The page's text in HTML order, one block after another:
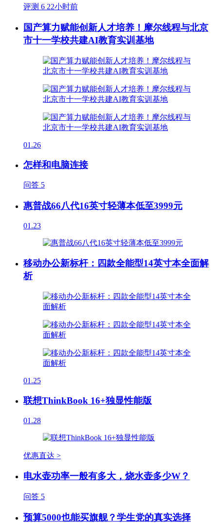
评测 6 22小时前
国产算力赋能创新人才培养！摩尔线程与北京
市十一学校共建AI教育实训基地
01.26
怎样和电脑连接
问答 5
惠普战66八代16英寸轻薄本低至3999元
01.23
移动办公新标杆：四款全能型14英寸本全面解
析
01.25
联想ThinkBook 16+独显性能版
01.28
优惠直达 >
电水壶功率一般有多大，烧水壶多少W？
问答 5
预算5000也能买旗舰？学生党的真实选择